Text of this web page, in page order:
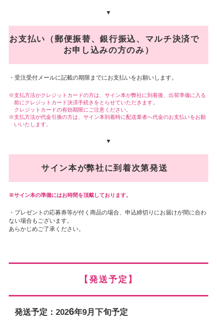
▼
お支払い（郵便振替、銀行振込、マルチ決済で
お申し込みの方のみ）
・受注受付メールに記載の期限までにお支払いをお願いします。
支払方法がクレジットカードの方は、サイン本が弊社に到着後、出荷準備に入る
前にクレジットカード決済手続きをとらせていただきます。
クレジットカードの有効期限にご注意ください。
支払方法が代金引換の方は、サイン本到着時に配送業者へ代金のお支払いをお願
いいたします。
▼
サイン本が弊社に到着次第発送
サイン本の準備にはお時間を頂戴しております。
・プレゼントの応募券等が付く商品の場合、申込締切りにお届けが間に合わ
ない場合もございます。
あらかじめご了承ください。
【発送予定】
発送予定：2026年9月下旬予定